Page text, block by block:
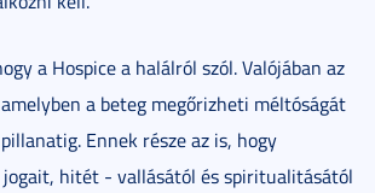
a Hospice a halálról szól. Valójában az
a beteg megőrizheti méltóságát
Ennek része az is, hogy
hitét - vallásától és spiritualitásától